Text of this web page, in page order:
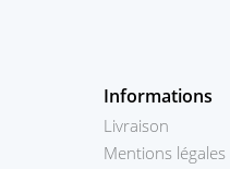
Informations
Livraison
Mentions légales